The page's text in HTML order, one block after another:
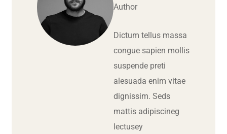
Author
Dictum tellus massa
congue sapien mollis
suspende preti
alesuada enim vitae
dignissim. Seds
mattis adipiscineg
lectusey